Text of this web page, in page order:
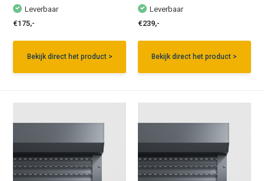
Leverbaar
€175,-
Bekijk direct het product >
Leverbaar
€239,-
Bekijk direct het product >